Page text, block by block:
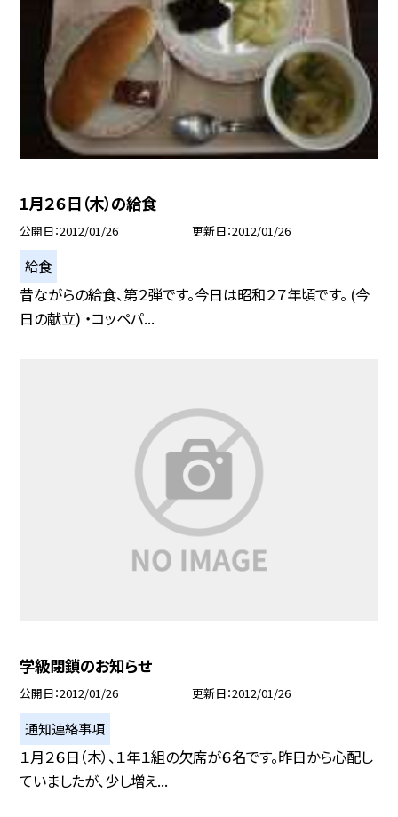
1月２６日（木）の給食
公開日 2012/01/26 更新日 2012/01/26
給食
昔ながらの給食、第２弾です。今日は昭和２７年頃です。 (今
日の献立) ・コッペパ...
学級閉鎖のお知らせ
公開日 2012/01/26 更新日 2012/01/26
通知連絡事項
１月２６日（木）、１年１組の欠席が６名です。昨日から心配し
ていましたが、少し増え...